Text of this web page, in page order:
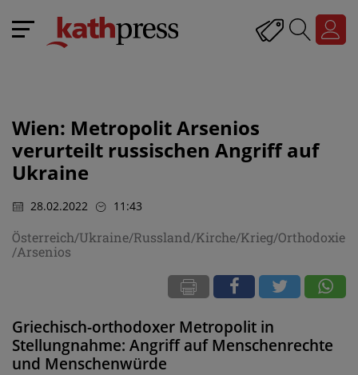
Wien: Metropolit Arsenios
verurteilt russischen Angriff auf
Ukraine
28.02.2022 11:43
Österreich/Ukraine/Russland/Kirche/Krieg/Orthodoxie
/Arsenios
Griechisch-orthodoxer Metropolit in
Stellungnahme: Angriff auf Menschenrechte
und Menschenwürde